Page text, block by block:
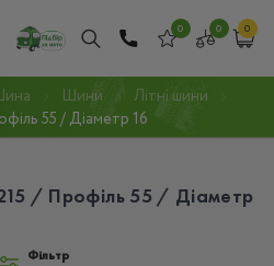
0 0 0
Шини
Літні шини
55 / Діаметр 16
/ Профіль 55 / Діаметр
Фільтр